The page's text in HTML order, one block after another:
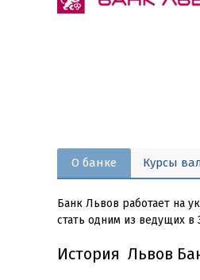
О банке Курсы
Банк Львов работает на
стать одним из ведущих в
История Львов